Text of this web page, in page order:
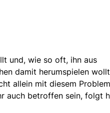
und, wie so oft, ihn aus
damit herumspielen
allein mit diesem
auch betroffen sein, folgt